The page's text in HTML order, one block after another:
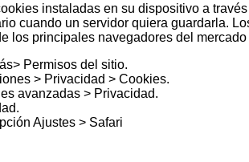
instaladas en su dispositivo a
cuando un servidor quiera guardarla.
los principales navegadores del
Permisos del sitio.
> Privacidad > Cookies.
avanzadas > Privacidad.
Ajustes > Safari